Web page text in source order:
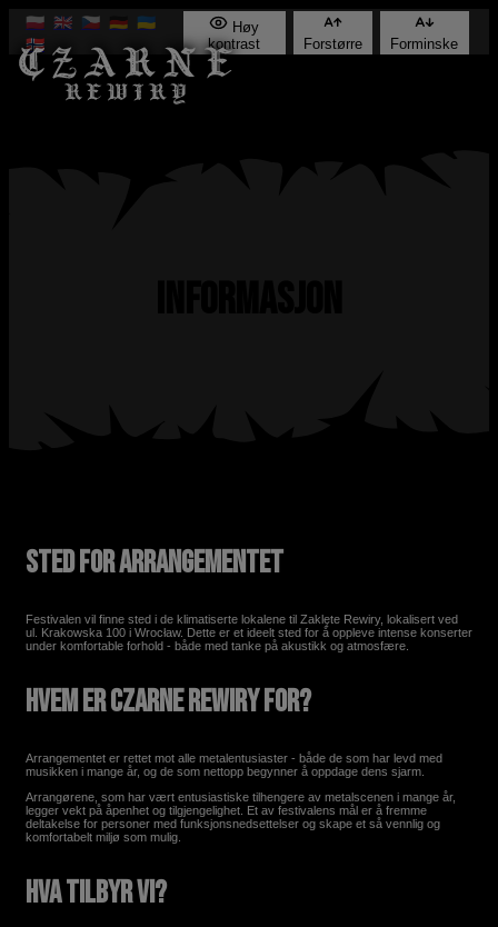
🇵🇱 🇬🇧 🇨🇿 🇩🇪 🇺🇦
🇳🇴
Høy
kontrast
Forstørre Forminske
Sted for arrangementet
Festivalen vil finne sted i de klimatiserte lokalene til Zaklęte Rewiry, lokalisert ved
ul. Krakowska 100 i Wrocław. Dette er et ideelt sted for å oppleve intense konserter
under komfortable forhold - både med tanke på akustikk og atmosfære.
Hvem er Czarne Rewiry for?
Arrangementet er rettet mot alle metalentusiaster - både de som har levd med
musikken i mange år, og de som nettopp begynner å oppdage dens sjarm.
Arrangørene, som har vært entusiastiske tilhengere av metalscenen i mange år,
legger vekt på åpenhet og tilgjengelighet. Et av festivalens mål er å fremme
deltakelse for personer med funksjonsnedsettelser og skape et så vennlig og
komfortabelt miljø som mulig.
Hva tilbyr vi?